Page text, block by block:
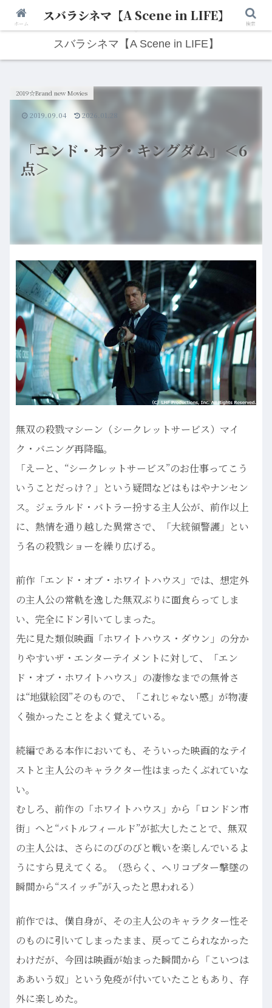
人生は“ひとりごと”から始まる。映画と写真と日々のこと。
スバラシネマ【A Scene in LIFE】
「エンド・オブ・キングダム」＜6
点＞
2019☆Brand new Movies
2019.09.04 2026.01.28
無双の殺戮マシーン（シークレットサービス）マイ
ク・バニング再降臨。
「えーと、“シークレットサービス”のお仕事ってこう
いうことだっけ？」という疑問などはもはやナンセン
ス。ジェラルド・バトラー扮する主人公が、前作以上
に、熱情を通り越した異常さで、「大統領警護」とい
う名の殺戮ショーを繰り広げる。
前作「エンド・オブ・ホワイトハウス」では、想定外
の主人公の常軌を逸した無双ぶりに面食らってしま
い、完全にドン引いてしまった。
先に見た類似映画「ホワイトハウス・ダウン」の分か
りやすいザ・エンターテイメントに対して、「エン
ド・オブ・ホワイトハウス」の凄惨なまでの無骨さ
は“地獄絵図”そのもので、「これじゃない感」が物凄
く強かったことをよく覚えている。
続編である本作においても、そういった映画的なテイ
ストと主人公のキャラクター性はまったくぶれていな
い。
むしろ、前作の「ホワイトハウス」から「ロンドン市
街」へと“バトルフィールド”が拡大したことで、無双
の主人公は、さらにのびのびと戦いを楽しんでいるよ
うにすら見えてくる。（恐らく、ヘリコプター撃墜の
瞬間から“スイッチ”が入ったと思われる）
前作では、僕自身が、その主人公のキャラクター性そ
のものに引いてしまったまま、戻ってこられなかった
わけだが、今回は映画が始まった瞬間から「こいつは
ああいう奴」という免疫が付いていたこともあり、存
外に楽しめた。
ホーム スバラシネマ【A Scene in LIFE】 検索